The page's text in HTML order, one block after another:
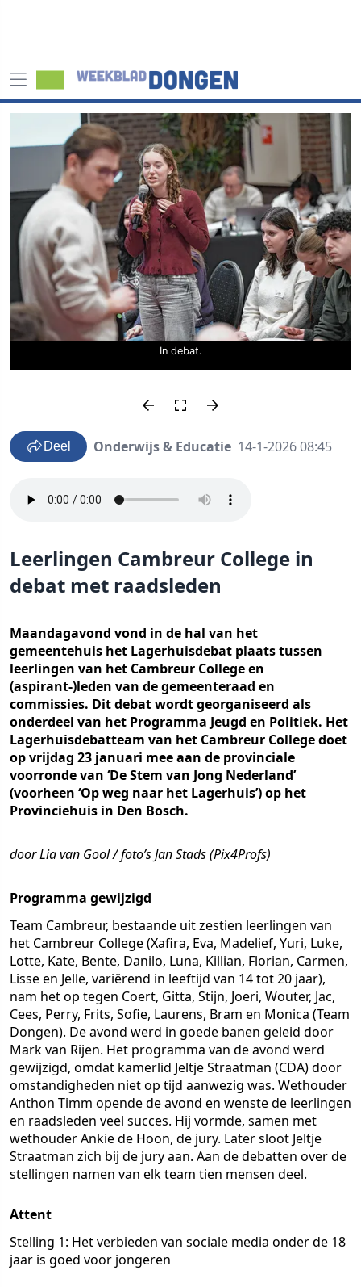
In debat.
Deel Onderwijs & Educatie 14-1-2026 08:45
Leerlingen Cambreur College in
debat met raadsleden
Maandagavond vond in de hal van het
gemeentehuis het Lagerhuisdebat plaats tussen
leerlingen van het Cambreur College en
(aspirant-)leden van de gemeenteraad en
commissies. Dit debat wordt georganiseerd als
onderdeel van het Programma Jeugd en Politiek. Het
Lagerhuisdebatteam van het Cambreur College doet
op vrijdag 23 januari mee aan de provinciale
voorronde van ‘De Stem van Jong Nederland’
(voorheen ‘Op weg naar het Lagerhuis’) op het
Provinciehuis in Den Bosch.
door Lia van Gool / foto’s Jan Stads (Pix4Profs)
Programma gewijzigd
Team Cambreur, bestaande uit zestien leerlingen van
het Cambreur College (Xafira, Eva, Madelief, Yuri, Luke,
Lotte, Kate, Bente, Danilo, Luna, Killian, Florian, Carmen,
Lisse en Jelle, variërend in leeftijd van 14 tot 20 jaar),
nam het op tegen Coert, Gitta, Stijn, Joeri, Wouter, Jac,
Cees, Perry, Frits, Sofie, Laurens, Bram en Monica (Team
Dongen). De avond werd in goede banen geleid door
Mark van Rijen. Het programma van de avond werd
gewijzigd, omdat kamerlid Jeltje Straatman (CDA) door
omstandigheden niet op tijd aanwezig was. Wethouder
Anthon Timm opende de avond en wenste de leerlingen
en raadsleden veel succes. Hij vormde, samen met
wethouder Ankie de Hoon, de jury. Later sloot Jeltje
Straatman zich bij de jury aan. Aan de debatten over de
stellingen namen van elk team tien mensen deel.
Attent
Stelling 1: Het verbieden van sociale media onder de 18
jaar is goed voor jongeren